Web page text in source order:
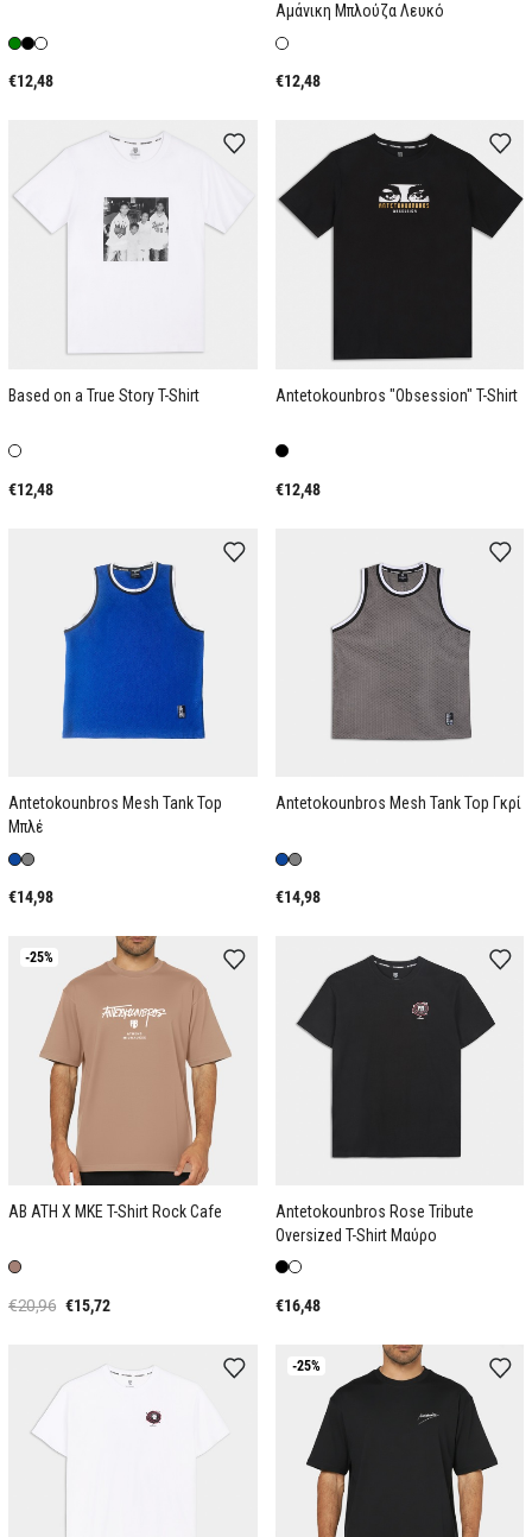
€12,48
Aμάνικη Μπλούζα Λευκό
€12,48
Based on a True Story T-Shirt
€12,48
Antetokounbros "Obsession" T-Shirt
€12,48
Antetokounbros Mesh Tank Top
Μπλέ
€14,98
Antetokounbros Mesh Tank Top Γκρί
€14,98
-25%
AB ATH X MKE T-Shirt Rock Cafe
€20,96 €15,72
Antetokounbros Rose Tribute
Oversized T-Shirt Μαύρο
€16,48
-25%